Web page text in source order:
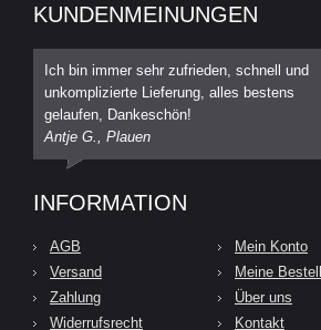
KUNDENMEINUNGEN
Ich bin immer sehr zufrieden, schnell und
unkomplizierte Lieferung, alles bestens
gelaufen, Dankeschön!
Antje G., Plauen
INFORMATION
AGB
Versand
Zahlung
Widerrufsrecht
Mein Konto
Meine
Über uns
Kontakt